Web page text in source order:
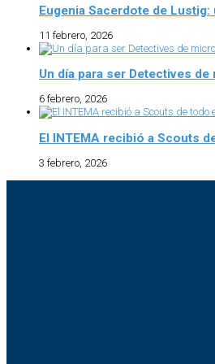
Eugenia Sacerdote de
11 febrero, 2026
Un día para ser Detectives
6 febrero, 2026
El INTEMA recibió a Scouts
3 febrero, 2026